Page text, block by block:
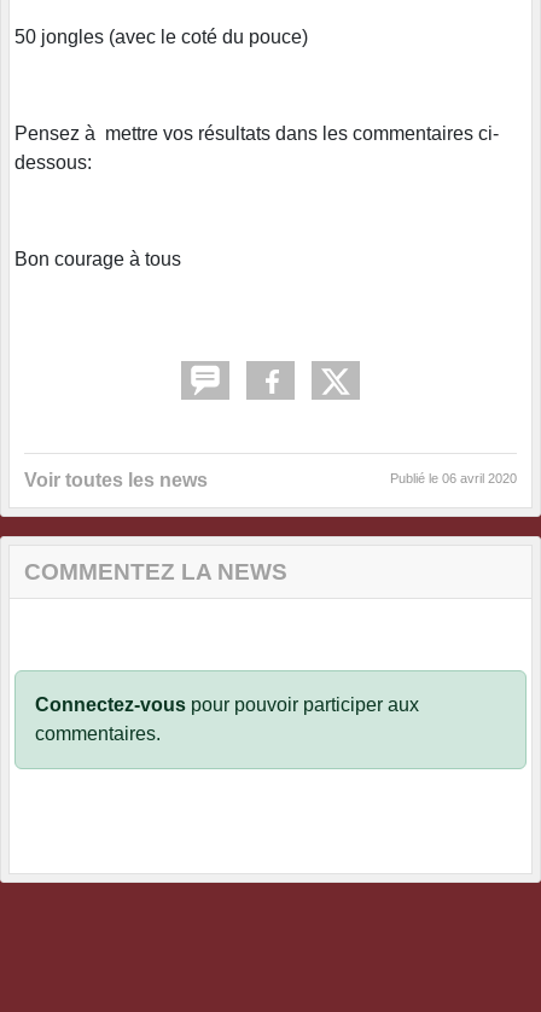
50 jongles (avec le coté du pouce)
Pensez à mettre vos résultats dans les commentaires ci-
dessous:
Bon courage à tous
Voir toutes les news Publié le 06 avril 2020
COMMENTEZ LA NEWS
Connectez-vous pour pouvoir participer aux
commentaires.